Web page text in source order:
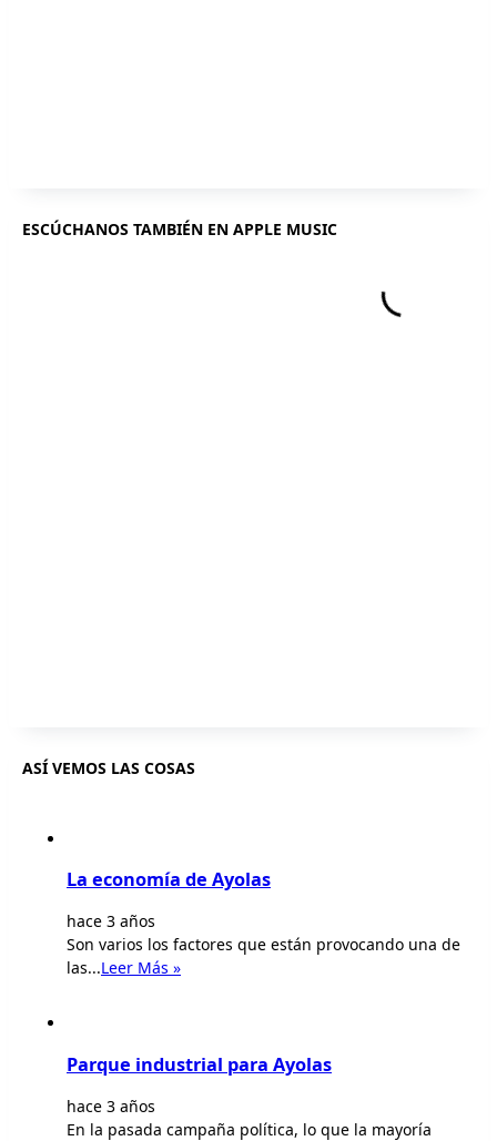
ESCÚCHANOS TAMBIÉN EN APPLE MUSIC
ASÍ VEMOS LAS COSAS
La economía de Ayolas
hace 3 años
Son varios los factores que están provocando una de
las...Leer Más »
Parque industrial para Ayolas
hace 3 años
En la pasada campaña política, lo que la mayoría